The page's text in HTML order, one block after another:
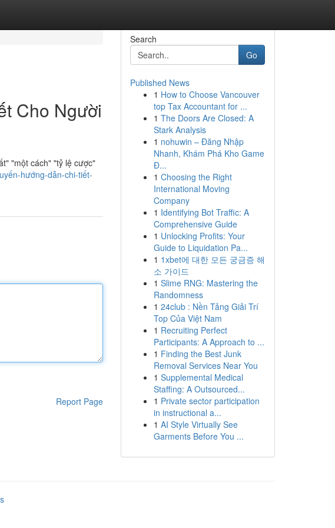
Cho Người
"một cách" "tỷ lệ cược"
hướng-dẫn-chi-tiết-
Report Page
Search
Go
Published News
1 How to Choose Vancouver
top Tax Accountant for ...
1 The Doors Are Closed: A
Stark Analysis
1 nohuwin – Đăng Nhập
Nhanh, Khám Phá Kho Game
Đ...
1 Choosing the Right
International Moving
Company
1 Identifying Bot Traffic: A
Comprehensive Guide
1 Unlocking Profits: Your
Guide to Liquidation Pa...
1 1xbet에 대한 모든 궁금증 해
소 가이드
1 Slime RNG: Mastering the
Randomness
1 24club : Nền Tảng Giải Trí
Top Của Việt Nam
1 Recruiting Perfect
Participants: A Approach to ...
1 Finding the Best Junk
Removal Services Near You
1 Supplemental Medical
Staffing: A Outsourced...
1 Private sector participation
in instructional a...
1 AI Style Virtually See
Garments Before You ...